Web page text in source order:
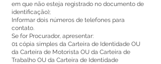
em que não esteja registrado no documento de
identificação);
Informar dois números de telefones para
contato.
Se for Procurador, apresentar:
01 cópia simples da Carteira de Identidade OU
da Carteira de Motorista OU da Carteira de
Trabalho OU da Carteira de Identidade